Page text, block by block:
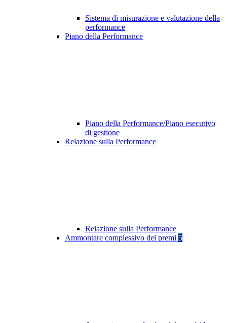
Sistema di misurazione e valutazione della
performance
Piano della Performance
Piano della Performance/Piano esecutivo
di gestione
Relazione sulla Performance
Relazione sulla Performance
Ammontare complessivo dei premi 5